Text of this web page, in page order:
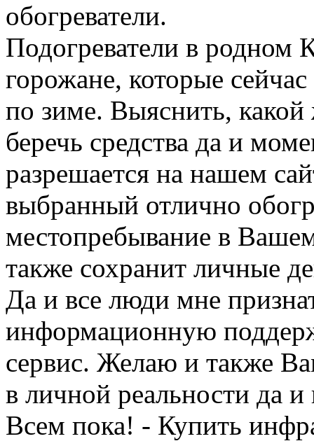
обогреватели.
Подогреватели в родном
горожане, которые
по зиме. Выяснить,
беречь средства да и
разрешается на нашем
выбранный отлично
местопребывание в
также сохранит личные
Да и все люди мне
информационную
сервис. Желаю и также
в личной реальности да
Всем пока! - Купить